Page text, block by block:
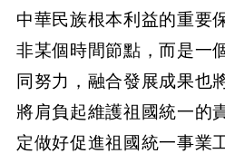
中華民族根本利益的重要
非某個時間節點，而是一
同努力，融合發展成果也
將肩負起維護祖國統一的
定做好促進祖國統一事業